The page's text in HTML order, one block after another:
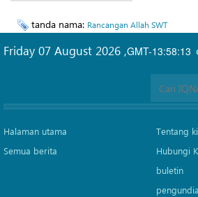
tanda nama: Rancangan Allah SWT
GMT-13:58:13
Friday 07 August 2026 ,
Halaman utama
Semua berita
Tentang
Hubungi
buletin